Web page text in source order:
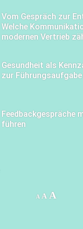
Vom Gespräch zur
Welche
modernen Vertrieb
Gesundheit als
zur Führungsaufgabe
Feedbackgespräche
führen
A Decrease
A Reset
A